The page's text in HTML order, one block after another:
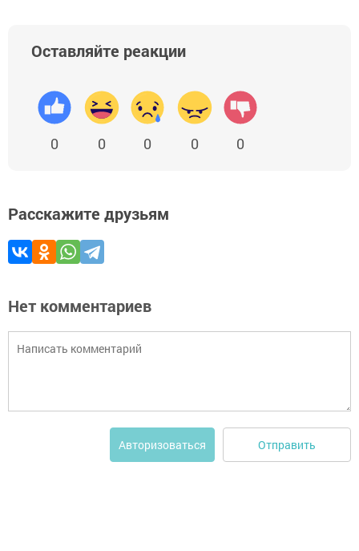
Оставляйте реакции
0 0 0 0 0
Расскажите друзьям
Нет комментариев
Авторизоваться Отправить